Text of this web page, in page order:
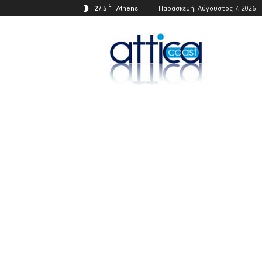
27.5 C Athens Παρασκευή, Αύγουστος 7, 2026
Coast.gr